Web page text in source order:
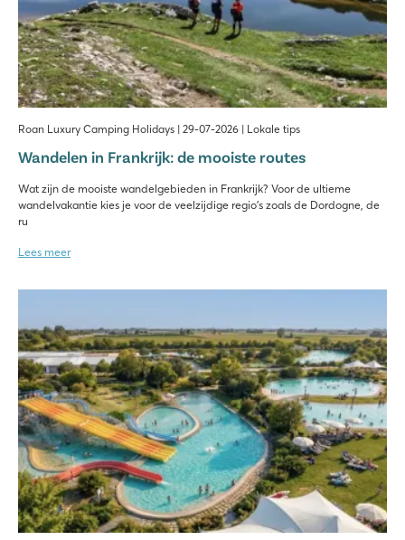
Roan Luxury Camping Holidays | 29-07-2026 | Lokale tips
Wandelen in Frankrijk: de mooiste routes
Wat zijn de mooiste wandelgebieden in Frankrijk? Voor de ultieme
wandelvakantie kies je voor de veelzijdige regio's zoals de Dordogne, de
ru
Lees meer